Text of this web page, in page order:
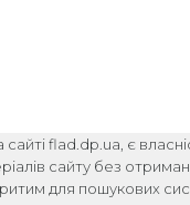
flad.dp.ua, є
сайту без
для пошукових